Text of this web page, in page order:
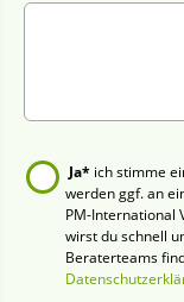
Ja* ich stimme
werden ggf. an
PM-International
wirst du schnell
Beraterteams